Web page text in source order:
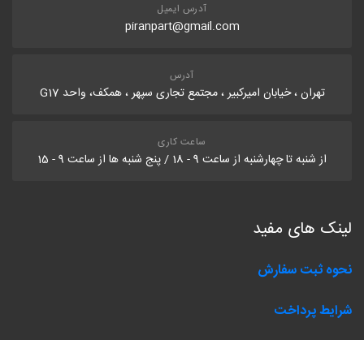
آدرس ایمیل
piranpart@gmail.com
آدرس
تهران ، خیابان امیرکبیر ، مجتمع تجاری سپهر ، همکف، واحد G17
ساعت کاری
از شنبه تا چهارشنبه از ساعت 9 - 18 / پنج شنبه ها از ساعت 9 - 15
لینک های مفید
نحوه ثبت سفارش
شرایط پرداخت